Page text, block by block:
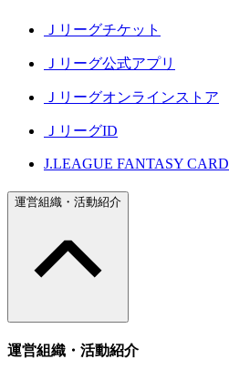
Ｊリーグチケット
Ｊリーグ公式アプリ
Ｊリーグオンラインストア
ＪリーグID
J.LEAGUE FANTASY CARD
運営組織・活動紹介
運営組織・活動紹介